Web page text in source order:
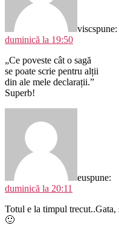
viscspune:
duminică la 19:50
„Ce poveste cât o sagă
se poate scrie pentru alții
din ale mele declarații.”
Superb!
euspune:
duminică la 20:11
Totul e la timpul trecut..Gata,
🙂